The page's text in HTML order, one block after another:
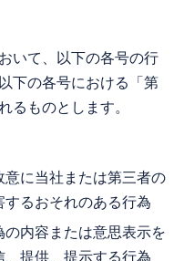
いて、以下の各号の行
下の各号における「第
るものとします。
に当社または第三者の
るおそれのある行為
内容または意思表示を
提供、提示する行為